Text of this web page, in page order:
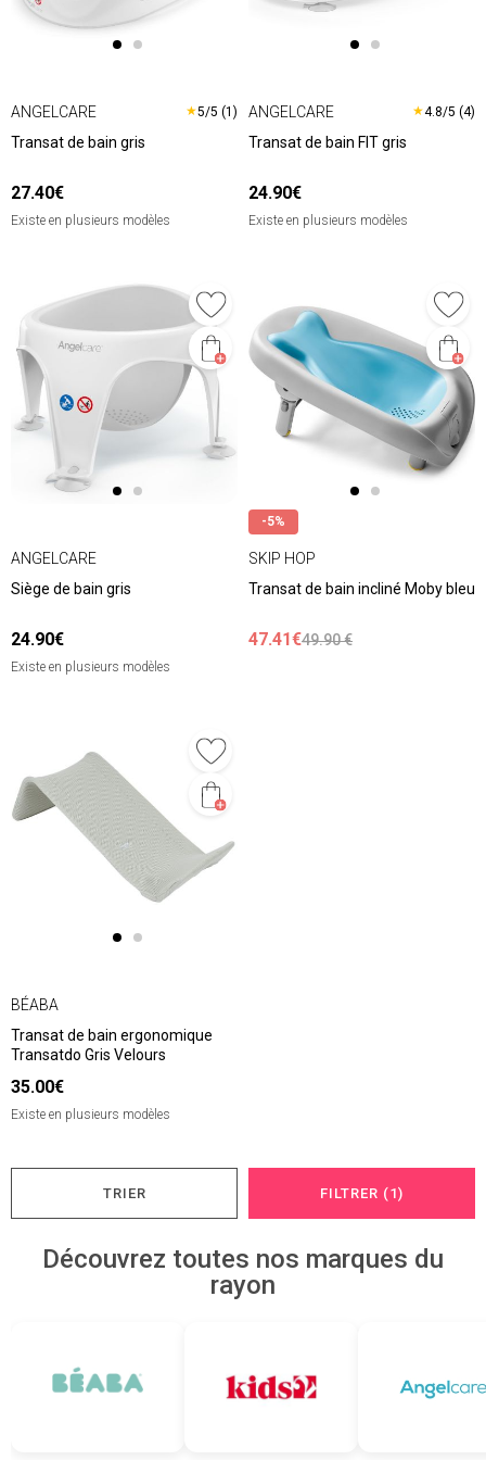
ANGELCARE ★5/5 (1)
Transat de bain gris
27.40€
Existe en plusieurs modèles
ANGELCARE ★4.8/5 (4)
Transat de bain FIT gris
24.90€
Existe en plusieurs modèles
ANGELCARE
Siège de bain gris
24.90€
Existe en plusieurs modèles
-5%
SKIP HOP
Transat de bain incliné Moby bleu
47.41€49.90 €
BÉABA
Transat de bain ergonomique
Transatdo Gris Velours
35.00€
Existe en plusieurs modèles
TRIER FILTRER (1)
Découvrez toutes nos marques du
rayon